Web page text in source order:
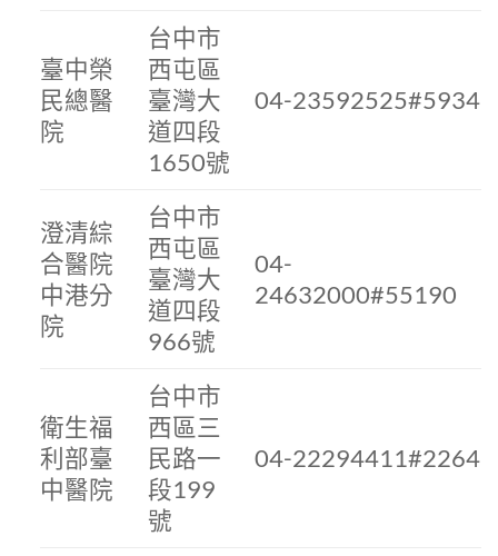
臺中榮
民總醫
院
台中市
西屯區
臺灣大
道四段
1650號
04-23592525#5934
澄清綜
合醫院
中港分
院
台中市
西屯區
臺灣大
道四段
966號
04-
24632000#55190
衛生福
利部臺
中醫院
台中市
西區三
民路一
段199
號
04-22294411#2264